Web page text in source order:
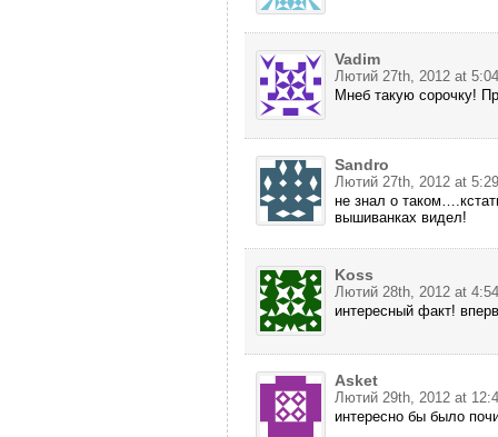
Vadim
Лютий 27th, 2012 at
Мнеб такую сорочку!
Sandro
Лютий 27th, 2012 at
не знал о
вышиванках видел!
Koss
Лютий 28th, 2012 at
интересный факт!
Asket
Лютий 29th, 2012 at
интересно бы было